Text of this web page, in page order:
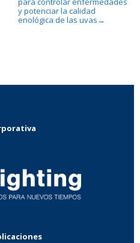
y potenciar la calidad
enológica de las uvas →